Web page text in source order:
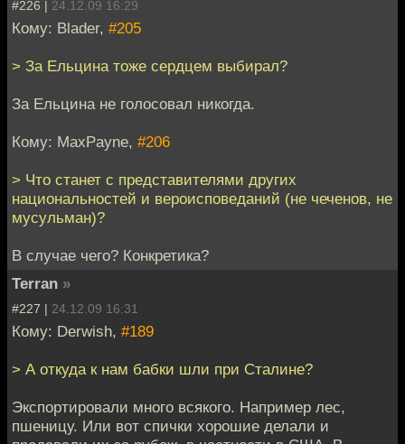
#226 | 24.12.09 16:29
Кому: Blader, #205
> За Ельцина тоже сердцем выбирал?
За Ельцина не голосовал никогда.
Кому: MaxPayne, #206
> Что станет с представителями других
национальностей и вероисповеданий (не чеченов, не
мусульман)?
В случае чего? Конкретика?
Terran »
#227 | 24.12.09 16:31
Кому: Derwish, #189
> А откуда к нам бабки шли при Сталине?
Экспортировали много всякого. Например лес,
пшеницу. Или вот спички хорошие делали и